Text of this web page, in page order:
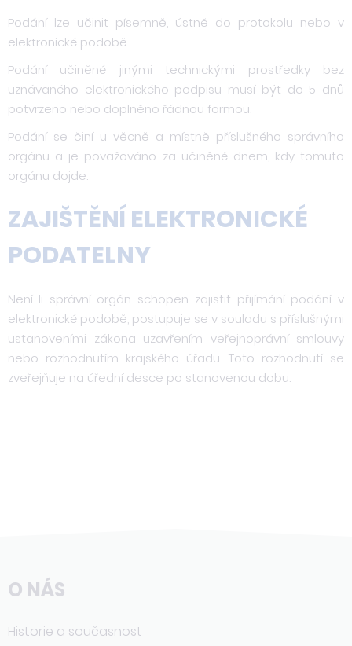
Podání lze učinit písemně, ústně do protokolu nebo v
elektronické podobě.
Podání učiněné jinými technickými prostředky bez
uznávaného elektronického podpisu musí být do 5 dnů
potvrzeno nebo doplněno řádnou formou.
Podání se činí u věcně a místně příslušného správního
orgánu a je považováno za učiněné dnem, kdy tomuto
orgánu dojde.
ZAJIŠTĚNÍ ELEKTRONICKÉ
PODATELNY
Není-li správní orgán schopen zajistit přijímání podání v
elektronické podobě, postupuje se v souladu s příslušnými
ustanoveními zákona uzavřením veřejnoprávní smlouvy
nebo rozhodnutím krajského úřadu. Toto rozhodnutí se
zveřejňuje na úřední desce po stanovenou dobu.
O NÁS
Historie a současnost